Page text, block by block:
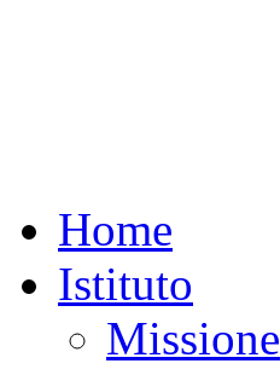
Home
Istituto
Missione